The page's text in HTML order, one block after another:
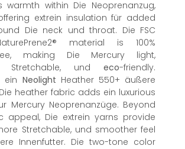
within Die Neoprenanzug,
extrein insulation für added
Die neck und throat. Die FSC
material is 100%
making Die Mercury light,
Stretchable, und eco-friendly.
ein Neolight Heather 550+ äußere
heather fabric adds ein luxurious
Mercury Neoprenanzüge. Beyond
appeal, Die extrein yarns provide
Stretchable, und smoother feel
Innenfutter. Die two-tone color